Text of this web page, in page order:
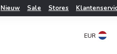
Nieuw Sale Stores
EUR